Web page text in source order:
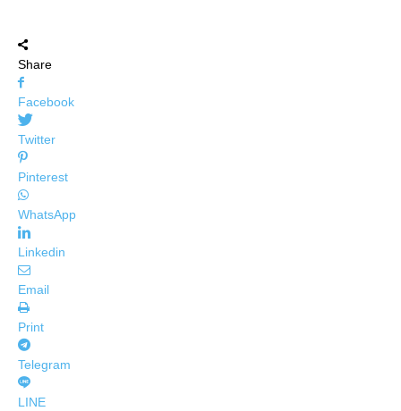
Share
Facebook
Twitter
Pinterest
WhatsApp
Linkedin
Email
Print
Telegram
LINE